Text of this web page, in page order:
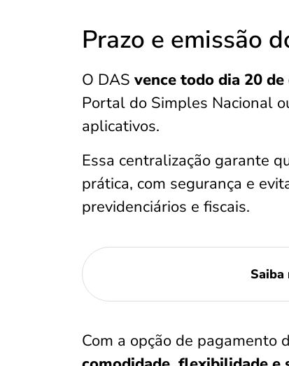
Prazo e emissão
O DAS vence todo dia 20 de
Portal do Simples Nacional
aplicativos.
Essa centralização garante
prática, com segurança e
previdenciários e fiscais.
Saiba
Com a opção de pagamento